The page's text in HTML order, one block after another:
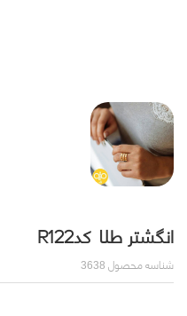
انگشتر طلا کدR122
شناسه محصول